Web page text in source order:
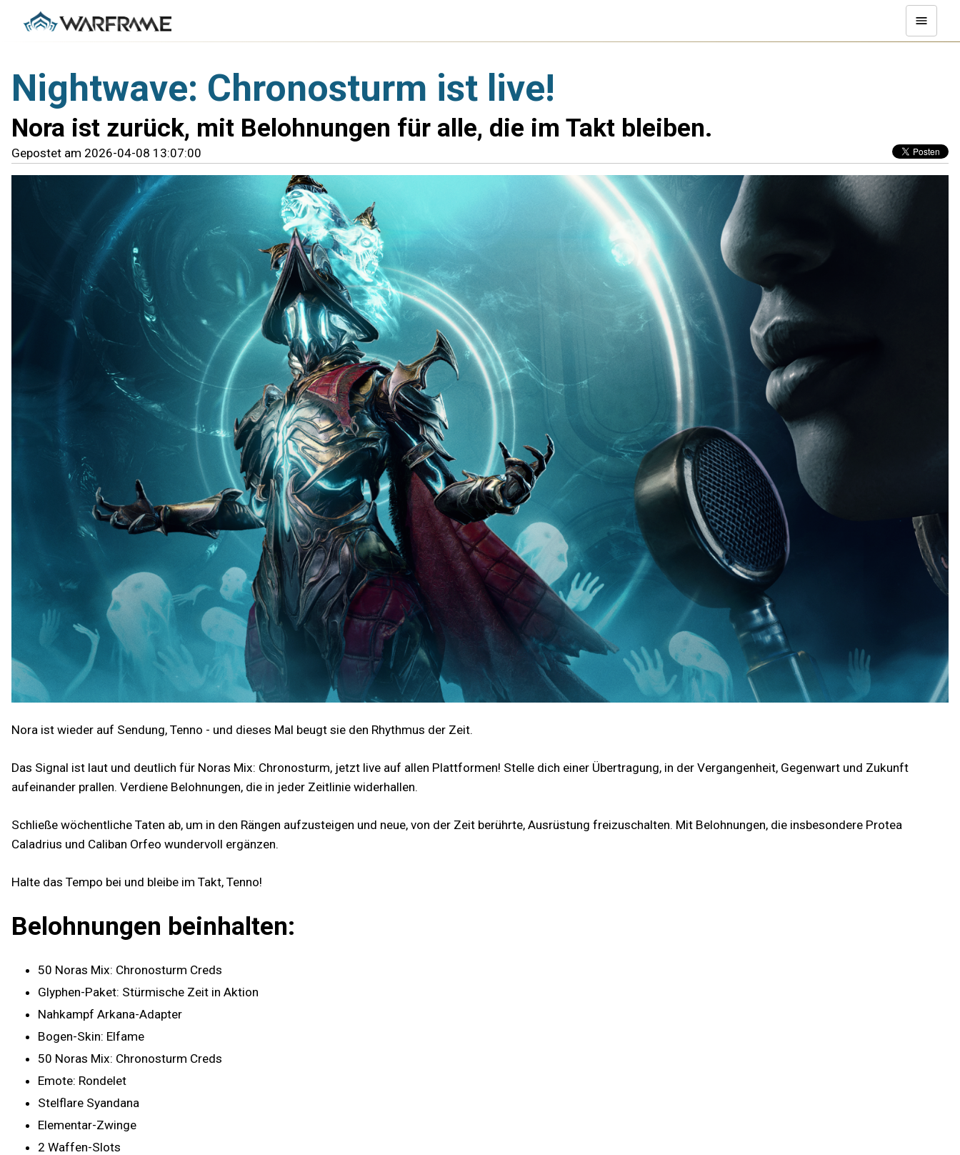
Nightwave: Chronosturm ist live!
Nora ist zurück, mit Belohnungen für alle, die im Takt bleiben.
Gepostet am 2026-04-08 13:07:00
Nora ist wieder auf Sendung, Tenno - und dieses Mal beugt sie den Rhythmus der Zeit.
Das Signal ist laut und deutlich für Noras Mix: Chronosturm, jetzt live auf allen Plattformen! Stelle dich einer Übertragung, in der Vergangenheit, Gegenwart und Zukunft
aufeinander prallen. Verdiene Belohnungen, die in jeder Zeitlinie widerhallen.
Schließe wöchentliche Taten ab, um in den Rängen aufzusteigen und neue, von der Zeit berührte, Ausrüstung freizuschalten. Mit Belohnungen, die insbesondere Protea
Caladrius und Caliban Orfeo wundervoll ergänzen.
Halte das Tempo bei und bleibe im Takt, Tenno!
Belohnungen beinhalten:
50 Noras Mix: Chronosturm Creds
Glyphen-Paket: Stürmische Zeit in Aktion
Nahkampf Arkana-Adapter
Bogen-Skin: Elfame
50 Noras Mix: Chronosturm Creds
Emote: Rondelet
Stelflare Syandana
Elementar-Zwinge
2 Waffen-Slots